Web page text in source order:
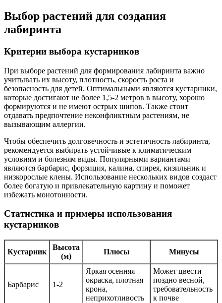
Выбор растений для создания
лабиринта
Критерии выбора кустарников
При выборе растений для формирования лабиринта важно
учитывать их высоту, плотность, скорость роста и
безопасность для детей. Оптимальными являются кустарники,
которые достигают не более 1,5-2 метров в высоту, хорошо
формируются и не имеют острых шипов. Также стоит
отдавать предпочтение неконфликтным растениям, не
вызывающим аллергии.
Чтобы обеспечить долговечность и эстетичность лабиринта,
рекомендуется выбирать устойчивые к климатическим
условиям и болезням виды. Популярными вариантами
являются барбарис, форзиция, калина, спирея, кизильник и
низкорослые клены. Использование нескольких видов создаст
более богатую и привлекательную картину и поможет
избежать монотонности.
Статистика и примеры использования
кустарников
Кустарник
Высота
(м)
Плюсы Минусы
Барбарис 1-2
Яркая осенняя
окраска, плотная
крона,
неприхотливость
Может цвести
поздно весной,
требовательность
к почве